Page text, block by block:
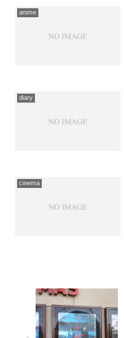
anime
diary
cinema